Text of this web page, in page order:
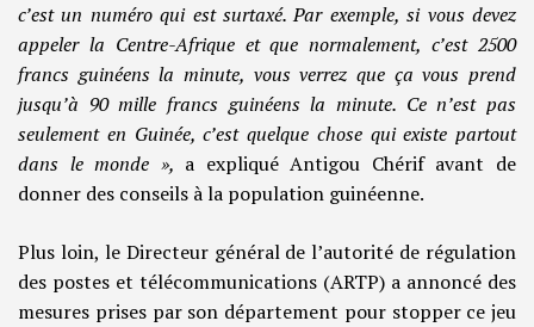
c’est un numéro qui est surtaxé. Par exemple, si vous devez
appeler la Centre-Afrique et que normalement, c’est 2500
francs guinéens la minute, vous verrez que ça vous prend
jusqu’à 90 mille francs guinéens la minute. Ce n’est pas
seulement en Guinée, c’est quelque chose qui existe partout
dans le monde », a expliqué Antigou Chérif avant de
donner des conseils à la population guinéenne.
Plus loin, le Directeur général de l’autorité de régulation
des postes et télécommunications (ARTP) a annoncé des
mesures prises par son département pour stopper ce jeu